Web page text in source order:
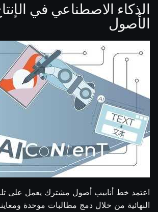
الذكاء الاصطناعي في
الأصول
اعتمد خط أنابيب أصول مشترك يعمل على
النهائية من خلال دمج مطالبات موحدة